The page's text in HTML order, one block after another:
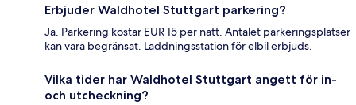
Erbjuder Waldhotel Stuttgart parkering?
Ja. Parkering kostar EUR 15 per natt. Antalet parkeringsplatser
kan vara begränsat. Laddningsstation för elbil erbjuds.
Vilka tider har Waldhotel Stuttgart angett för in-
och utcheckning?